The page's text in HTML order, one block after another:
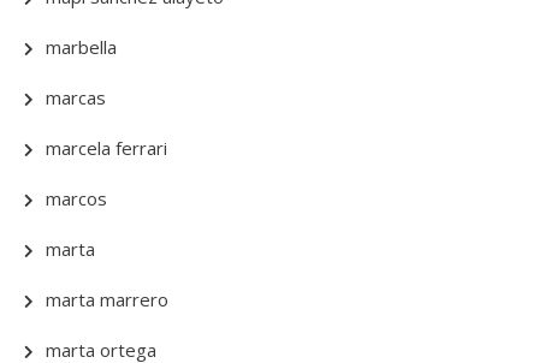
marbella
marcas
marcela ferrari
marcos
marta
marta marrero
marta ortega